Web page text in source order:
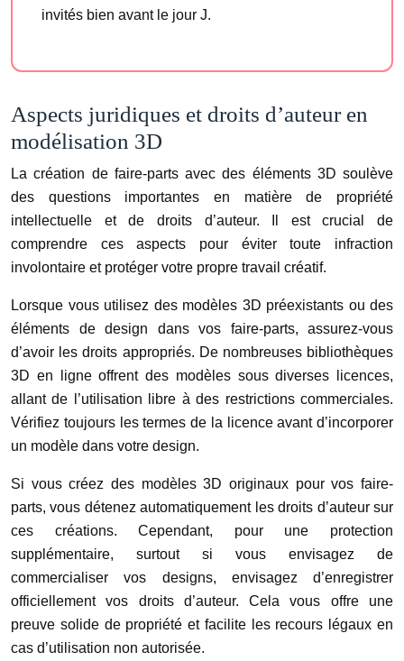
invités bien avant le jour J.
Aspects juridiques et droits d’auteur en
modélisation 3D
La création de faire-parts avec des éléments 3D soulève
des questions importantes en matière de propriété
intellectuelle et de droits d’auteur. Il est crucial de
comprendre ces aspects pour éviter toute infraction
involontaire et protéger votre propre travail créatif.
Lorsque vous utilisez des modèles 3D préexistants ou des
éléments de design dans vos faire-parts, assurez-vous
d’avoir les droits appropriés. De nombreuses bibliothèques
3D en ligne offrent des modèles sous diverses licences,
allant de l’utilisation libre à des restrictions commerciales.
Vérifiez toujours les termes de la licence avant d’incorporer
un modèle dans votre design.
Si vous créez des modèles 3D originaux pour vos faire-
parts, vous détenez automatiquement les droits d’auteur sur
ces créations. Cependant, pour une protection
supplémentaire, surtout si vous envisagez de
commercialiser vos designs, envisagez d’enregistrer
officiellement vos droits d’auteur. Cela vous offre une
preuve solide de propriété et facilite les recours légaux en
cas d’utilisation non autorisée.